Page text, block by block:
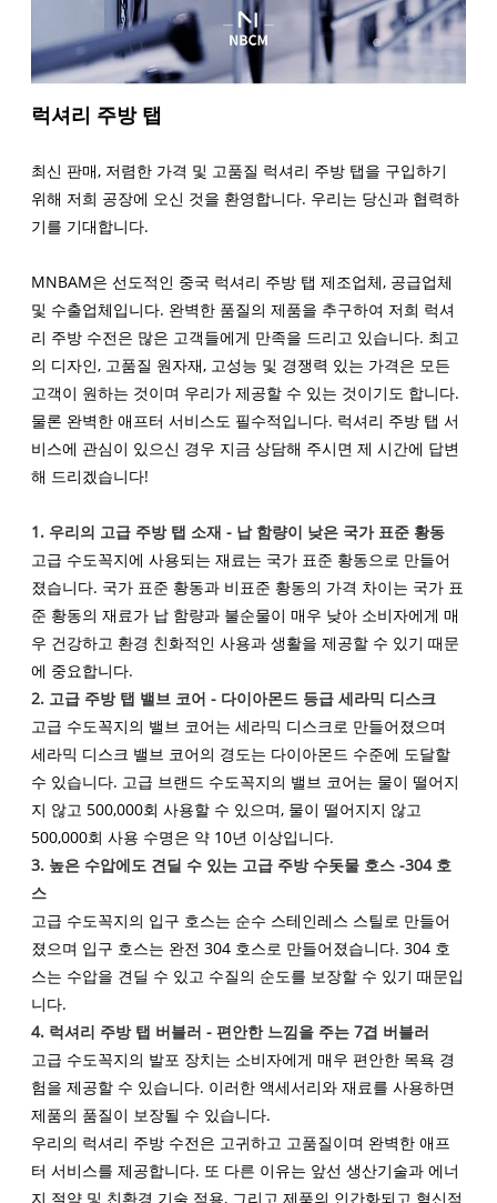
럭셔리 주방 탭
최신 판매, 저렴한 가격 및 고품질 럭셔리 주방 탭을 구입하기
위해 저희 공장에 오신 것을 환영합니다. 우리는 당신과 협력하
기를 기대합니다.
MNBAM은 선도적인 중국 럭셔리 주방 탭 제조업체, 공급업체
및 수출업체입니다. 완벽한 품질의 제품을 추구하여 저희 럭셔
리 주방 수전은 많은 고객들에게 만족을 드리고 있습니다. 최고
의 디자인, 고품질 원자재, 고성능 및 경쟁력 있는 가격은 모든
고객이 원하는 것이며 우리가 제공할 수 있는 것이기도 합니다.
물론 완벽한 애프터 서비스도 필수적입니다. 럭셔리 주방 탭 서
비스에 관심이 있으신 경우 지금 상담해 주시면 제 시간에 답변
해 드리겠습니다!
1. 우리의 고급 주방 탭 소재 - 납 함량이 낮은 국가 표준 황동
고급 수도꼭지에 사용되는 재료는 국가 표준 황동으로 만들어
졌습니다. 국가 표준 황동과 비표준 황동의 가격 차이는 국가 표
준 황동의 재료가 납 함량과 불순물이 매우 낮아 소비자에게 매
우 건강하고 환경 친화적인 사용과 생활을 제공할 수 있기 때문
에 중요합니다.
2. 고급 주방 탭 밸브 코어 - 다이아몬드 등급 세라믹 디스크
고급 수도꼭지의 밸브 코어는 세라믹 디스크로 만들어졌으며
세라믹 디스크 밸브 코어의 경도는 다이아몬드 수준에 도달할
수 있습니다. 고급 브랜드 수도꼭지의 밸브 코어는 물이 떨어지
지 않고 500,000회 사용할 수 있으며, 물이 떨어지지 않고
500,000회 사용 수명은 약 10년 이상입니다.
3. 높은 수압에도 견딜 수 있는 고급 주방 수돗물 호스 -304 호
스
고급 수도꼭지의 입구 호스는 순수 스테인레스 스틸로 만들어
졌으며 입구 호스는 완전 304 호스로 만들어졌습니다. 304 호
스는 수압을 견딜 수 있고 수질의 순도를 보장할 수 있기 때문입
니다.
4. 럭셔리 주방 탭 버블러 - 편안한 느낌을 주는 7겹 버블러
고급 수도꼭지의 발포 장치는 소비자에게 매우 편안한 목욕 경
험을 제공할 수 있습니다. 이러한 액세서리와 재료를 사용하면
제품의 품질이 보장될 수 있습니다.
우리의 럭셔리 주방 수전은 고귀하고 고품질이며 완벽한 애프
터 서비스를 제공합니다. 또 다른 이유는 앞선 생산기술과 에너
지 절약 및 친환경 기술 적용, 그리고 제품의 인간화되고 혁신적